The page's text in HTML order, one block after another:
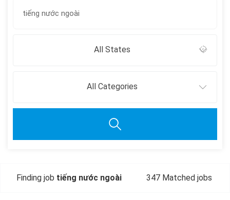
All States
All Categories
Finding job tiếng nước ngoài 347 Matched jobs